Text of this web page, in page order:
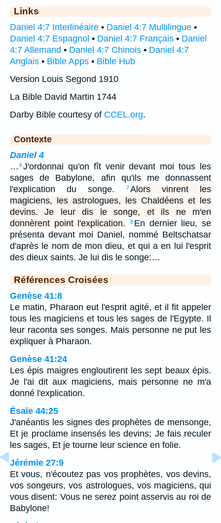
Links
Daniel 4:7 Interlinéaire • Daniel 4:7 Multilingue •
Daniel 4:7 Espagnol • Daniel 4:7 Français • Daniel
4:7 Allemand • Daniel 4:7 Chinois • Daniel 4:7
Anglais • Bible Apps • Bible Hub
Version Louis Segond 1910
La Bible David Martin 1744
Darby Bible courtesy of CCEL.org.
Contexte
Daniel 4
… 6J'ordonnai qu'on fît venir devant moi tous les
sages de Babylone, afin qu'ils me donnassent
l'explication du songe.
7Alors vinrent les
magiciens, les astrologues, les Chaldéens et les
devins. Je leur dis le songe, et ils ne m'en
donnèrent point l'explication.
8 En dernier lieu, se
présenta devant moi Daniel, nommé Beltschatsar
d'après le nom de mon dieu, et qui a en lui l'esprit
des dieux saints. Je lui dis le songe:…
Références Croisées
Genèse 41:8
Le matin, Pharaon eut l'esprit agité, et il fit appeler
tous les magiciens et tous les sages de l'Egypte. Il
leur raconta ses songes. Mais personne ne put les
expliquer à Pharaon.
Genèse 41:24
Les épis maigres engloutirent les sept beaux épis.
Je l'ai dit aux magiciens, mais personne ne m'a
donné l'explication.
Ésaïe 44:25
J'anéantis les signes des prophètes de mensonge,
Et je proclame insensés les devins; Je fais reculer
les sages, Et je tourne leur science en folie.
Jérémie 27:9
Et vous, n'écoutez pas vos prophètes, vos devins,
vos songeurs, vos astrologues, vos magiciens, qui
vous disent: Vous ne serez point asservis au roi de
Babylone!